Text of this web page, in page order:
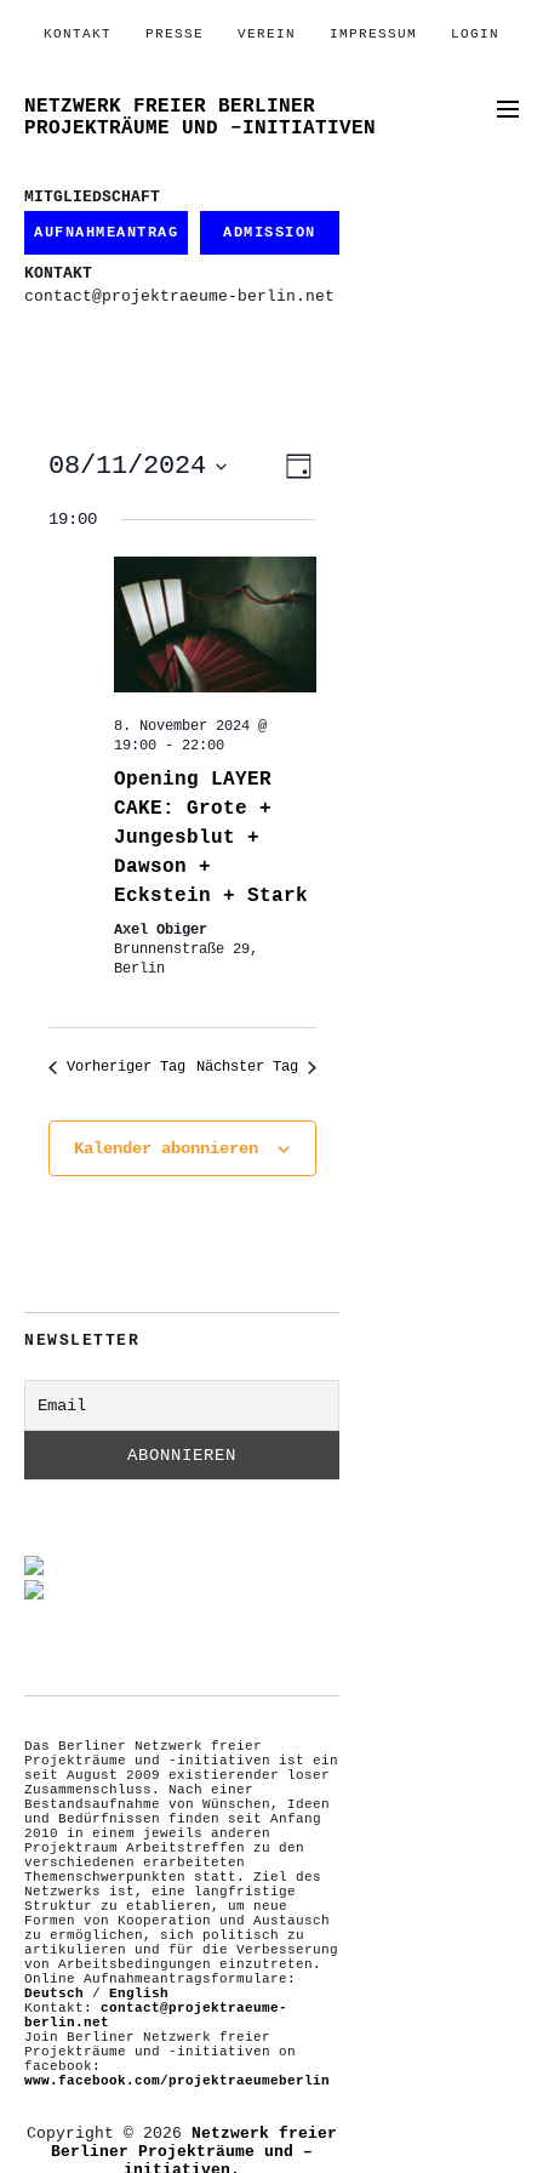
KONTAKT PRESSE VEREIN IMPRESSUM LOGIN
NETZWERK FREIER BERLINER
PROJEKTRÄUME UND –INITIATIVEN
MITGLIEDSCHAFT
AUFNAHMEANTRAG ADMISSION
KONTAKT
contact@projektraeume-berlin.net
ANSICHTEN-
NAVIGATION
VERANSTALTUNG
ANSICHTEN-
Tag
08/11/2024
wählen.
19:00
8. November 2024 @
19:00- 22:00
Opening LAYER
CAKE: Grote +
Jungesblut +
Dawson +
Eckstein + Stark
Axel Obiger
Brunnenstraße 29,
Berlin
Vorheriger Tag Nächster Tag
Kalender abonnieren
NEWSLETTER
Das Berliner Netzwerk freier
Projekträume und -initiativen ist ein
seit August 2009 existierender loser
Zusammenschluss. Nach einer
Bestandsaufnahme von Wünschen, Ideen
und Bedürfnissen finden seit Anfang
2010 in einem jeweils anderen
Projektraum Arbeitstreffen zu den
verschiedenen erarbeiteten
Themenschwerpunkten statt. Ziel des
Netzwerks ist, eine langfristige
Struktur zu etablieren, um neue
Formen von Kooperation und Austausch
zu ermöglichen, sich politisch zu
artikulieren und für die Verbesserung
von Arbeitsbedingungen einzutreten.
Online Aufnahmeantragsformulare:
Deutsch / English
Kontakt: contact@projektraeume-
berlin.net
Join Berliner Netzwerk freier
Projekträume und -initiativen on
facebook:
www.facebook.com/projektraeumeberlin
Copyright © 2026 Netzwerk freier
Berliner Projekträume und –